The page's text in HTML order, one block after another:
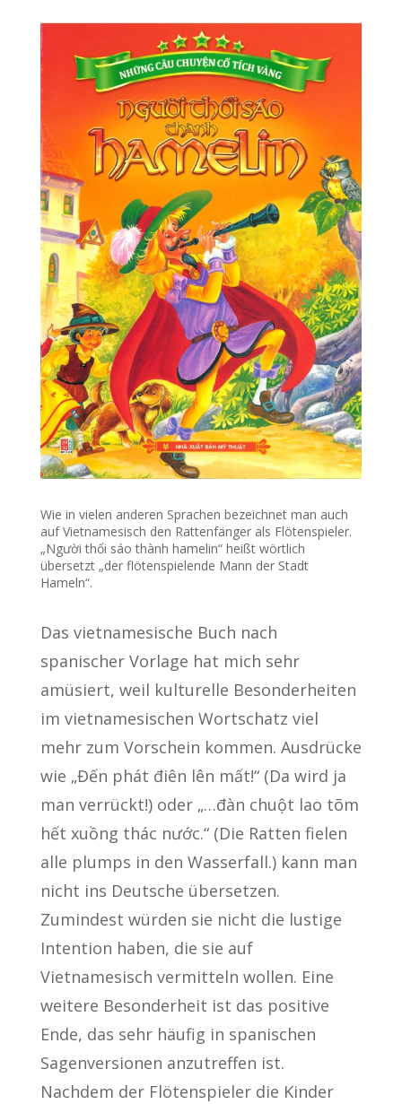
Wie in vielen anderen Sprachen bezeichnet man auch
auf Vietnamesisch den Rattenfänger als Flötenspieler.
„Người thổi sáo thành hamelin“ heißt wörtlich
übersetzt „der flötenspielende Mann der Stadt
Hameln“.
Das vietnamesische Buch nach
spanischer Vorlage hat mich sehr
amüsiert, weil kulturelle Besonderheiten
im vietnamesischen Wortschatz viel
mehr zum Vorschein kommen. Ausdrücke
wie „Đến phát điên lên mất!“ (Da wird ja
man verrückt!) oder „…đàn chuột lao tõm
hết xuồng thác nước.“ (Die Ratten fielen
alle plumps in den Wasserfall.) kann man
nicht ins Deutsche übersetzen.
Zumindest würden sie nicht die lustige
Intention haben, die sie auf
Vietnamesisch vermitteln wollen. Eine
weitere Besonderheit ist das positive
Ende, das sehr häufig in spanischen
Sagenversionen anzutreffen ist.
Nachdem der Flötenspieler die Kinder